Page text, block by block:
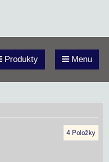
Produkty Menu
4 Položky